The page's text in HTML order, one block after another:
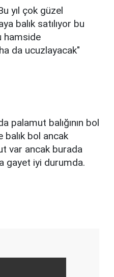
yıl çok güzel
balık satılıyor bu
hamside
da ucuzlayacak"
palamut balığının bol
balık bol ancak
var ancak burada
gayet iyi durumda.